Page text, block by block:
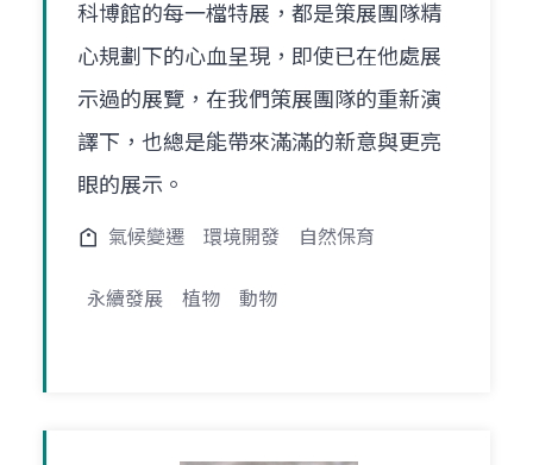
科博館的每一檔特展，都是策展團隊精
心規劃下的心血呈現，即使已在他處展
示過的展覽，在我們策展團隊的重新演
譯下，也總是能帶來滿滿的新意與更亮
眼的展示。
氣候變遷 環境開發 自然保育
永續發展 植物 動物